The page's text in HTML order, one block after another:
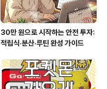
30만 원으로 시작하는 안전 투자:
적립식·분산·루틴 완성 가이드